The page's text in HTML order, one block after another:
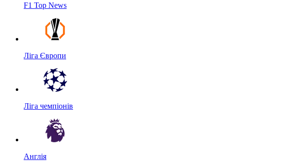
F1 Top News
Ліга Європи
Ліга чемпіонів
Англія